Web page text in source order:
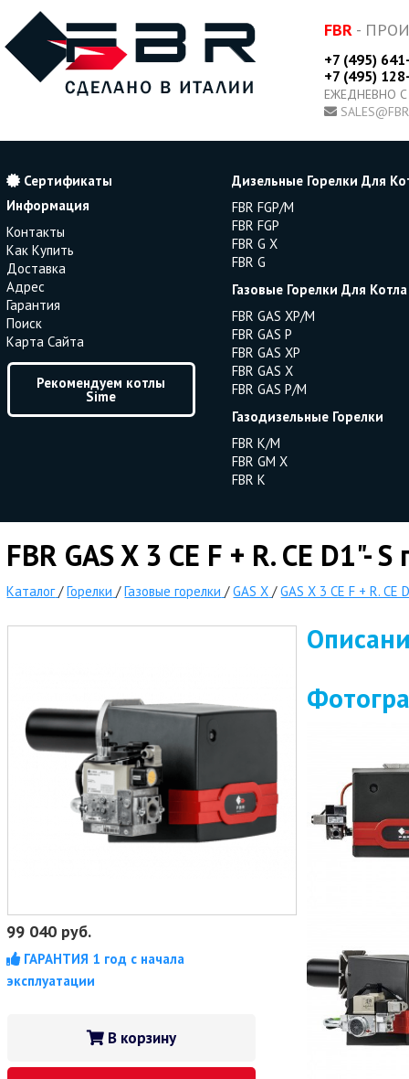
FBR -
+7 (495)
+7 (495)
ЕЖЕДНЕВНО
Сертификаты
Информация
Контакты
Как Купить
Доставка
Адрес
Гарантия
Поиск
Карта Сайта
Рекомендуем котлы
Sime
Дизельные Горелки Для
FBR FGP/M
FBR FGP
FBR G X
FBR G
Газовые Горелки Для Котла
FBR GAS XP/M
FBR GAS P
FBR GAS XP
FBR GAS X
FBR GAS P/M
Газодизельные Горелки
FBR K/M
FBR GM X
FBR K
FBR GAS X 3 CE F + R. CE D1"-
Каталог /Горелки /Газовые горелки /GAS X /GAS X 3 CE F + R. CE
99 040 руб.
ГАРАНТИЯ 1 год с начала
эксплуатации
В корзину